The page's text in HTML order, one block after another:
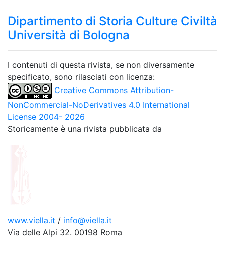
Dipartimento di Storia Culture Civiltà
Università di Bologna
I contenuti di questa rivista, se non diversamente
specificato, sono rilasciati con licenza:
Creative Commons Attribution-
NonCommercial-NoDerivatives 4.0 International
License 2004- 2026
Storicamente è una rivista pubblicata da
www.viella.it / info@viella.it
Via delle Alpi 32. 00198 Roma